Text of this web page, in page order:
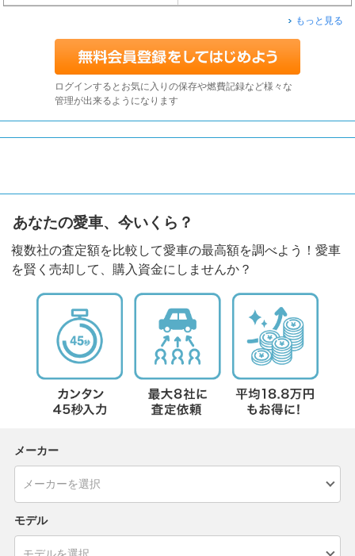
もっと見る
ログインするとお気に入りの保存や燃費記録など様々な
管理が出来るようになります
あなたの愛車、今いくら？
複数社の査定額を比較して愛車の最高額を調べよう！愛車
を賢く売却して、購入資金にしませんか？
メーカー
モデル